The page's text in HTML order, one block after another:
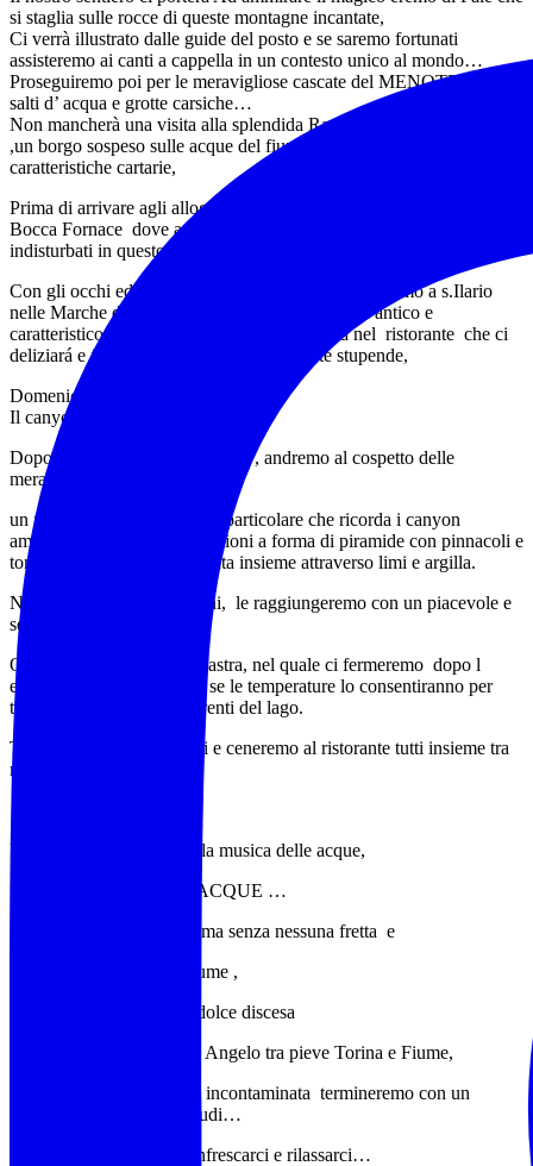
si staglia sulle rocce di queste montagne incantate,
Ci verrà illustrato dalle guide del posto e se saremo fortunati
assisteremo ai canti a cappella in un contesto unico al mondo…
Proseguiremo poi per le meravigliose cascate del MENOTRE tra
salti d’ acqua e grotte carsiche…
Non mancherà una visita alla splendida Rasiglia, la Venezia umbra
,un borgo sospeso sulle acque del fiume ,deviato per alimentare le
caratteristiche cartarie,
Prima di arrivare agli alloggi ci godremo il pomeriggio al lago di
Bocca Fornace dove ammireremo i cigni neri che vivono
indisturbati in questo angolo di paradiso…
Con gli occhi ed il cuore pieni di meraviglia arriveremo a s.Ilario
nelle Marche dove prenderemo gli alloggi in un antico e
caratteristico agriturismo, doccia e cena tipica nel ristorante che ci
deliziará e farà da cornice a queste giornate stupende,
Domenica 1 Giugno
Il canyon delle lame Rosse
Dopo una buonissima colazione , andremo al cospetto delle
meravigliose Lame rosse,
un fenomeno naturale molto particolare che ricorda i canyon
americani, Si tratta di formazioni a forma di piramide con pinnacoli e
torri costituite da ghiaia tenuta insieme attraverso limi e argilla.
Nascoste tra i monti Sibillini, le raggiungeremo con un piacevole e
semplice trekking.
Questo parte dal lago di Fiastra, nel quale ci fermeremo dopo l
escursione per rilassarci, e se le temperature lo consentiranno per
tuffarci nelle acque trasparenti del lago.
Torneremo poi agli alloggi e ceneremo al ristorante tutti insieme tra
musica e risate,
Lunedì 2 GIUGNO avrà la musica delle acque,
IL SENTIERO DELLE ACQUE …
Faremo colazione con calma senza nessuna fretta e
partiremo dal borgo di Fiume ,
Il nostro trekking sarà in dolce discesa
Costeggiando il torrente s Angelo tra pieve Torina e Fiume,
Tra salti d’ acqua e natura incontaminata termineremo con un
percorso kneipp a piedi nudi…
un simpatico modo per rinfrescarci e rilassarci…